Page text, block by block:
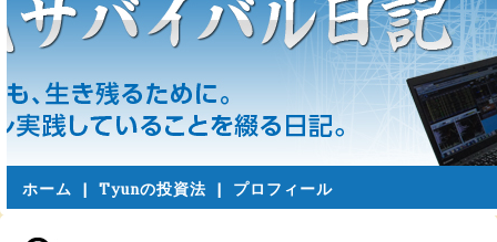
ホーム | Tyunの投資法 | プロフィール